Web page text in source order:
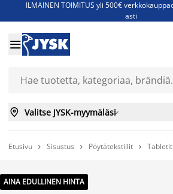
ILMAINEN TOIMITUS yli 500€
asti
Jenkkisänkyjä - Säästä jopa

 Valitse JYSK-myymäläsi
Etusivu  Sisustus  Pöytätekstiilit  Tabletit
AINA EDULLINEN HINTA